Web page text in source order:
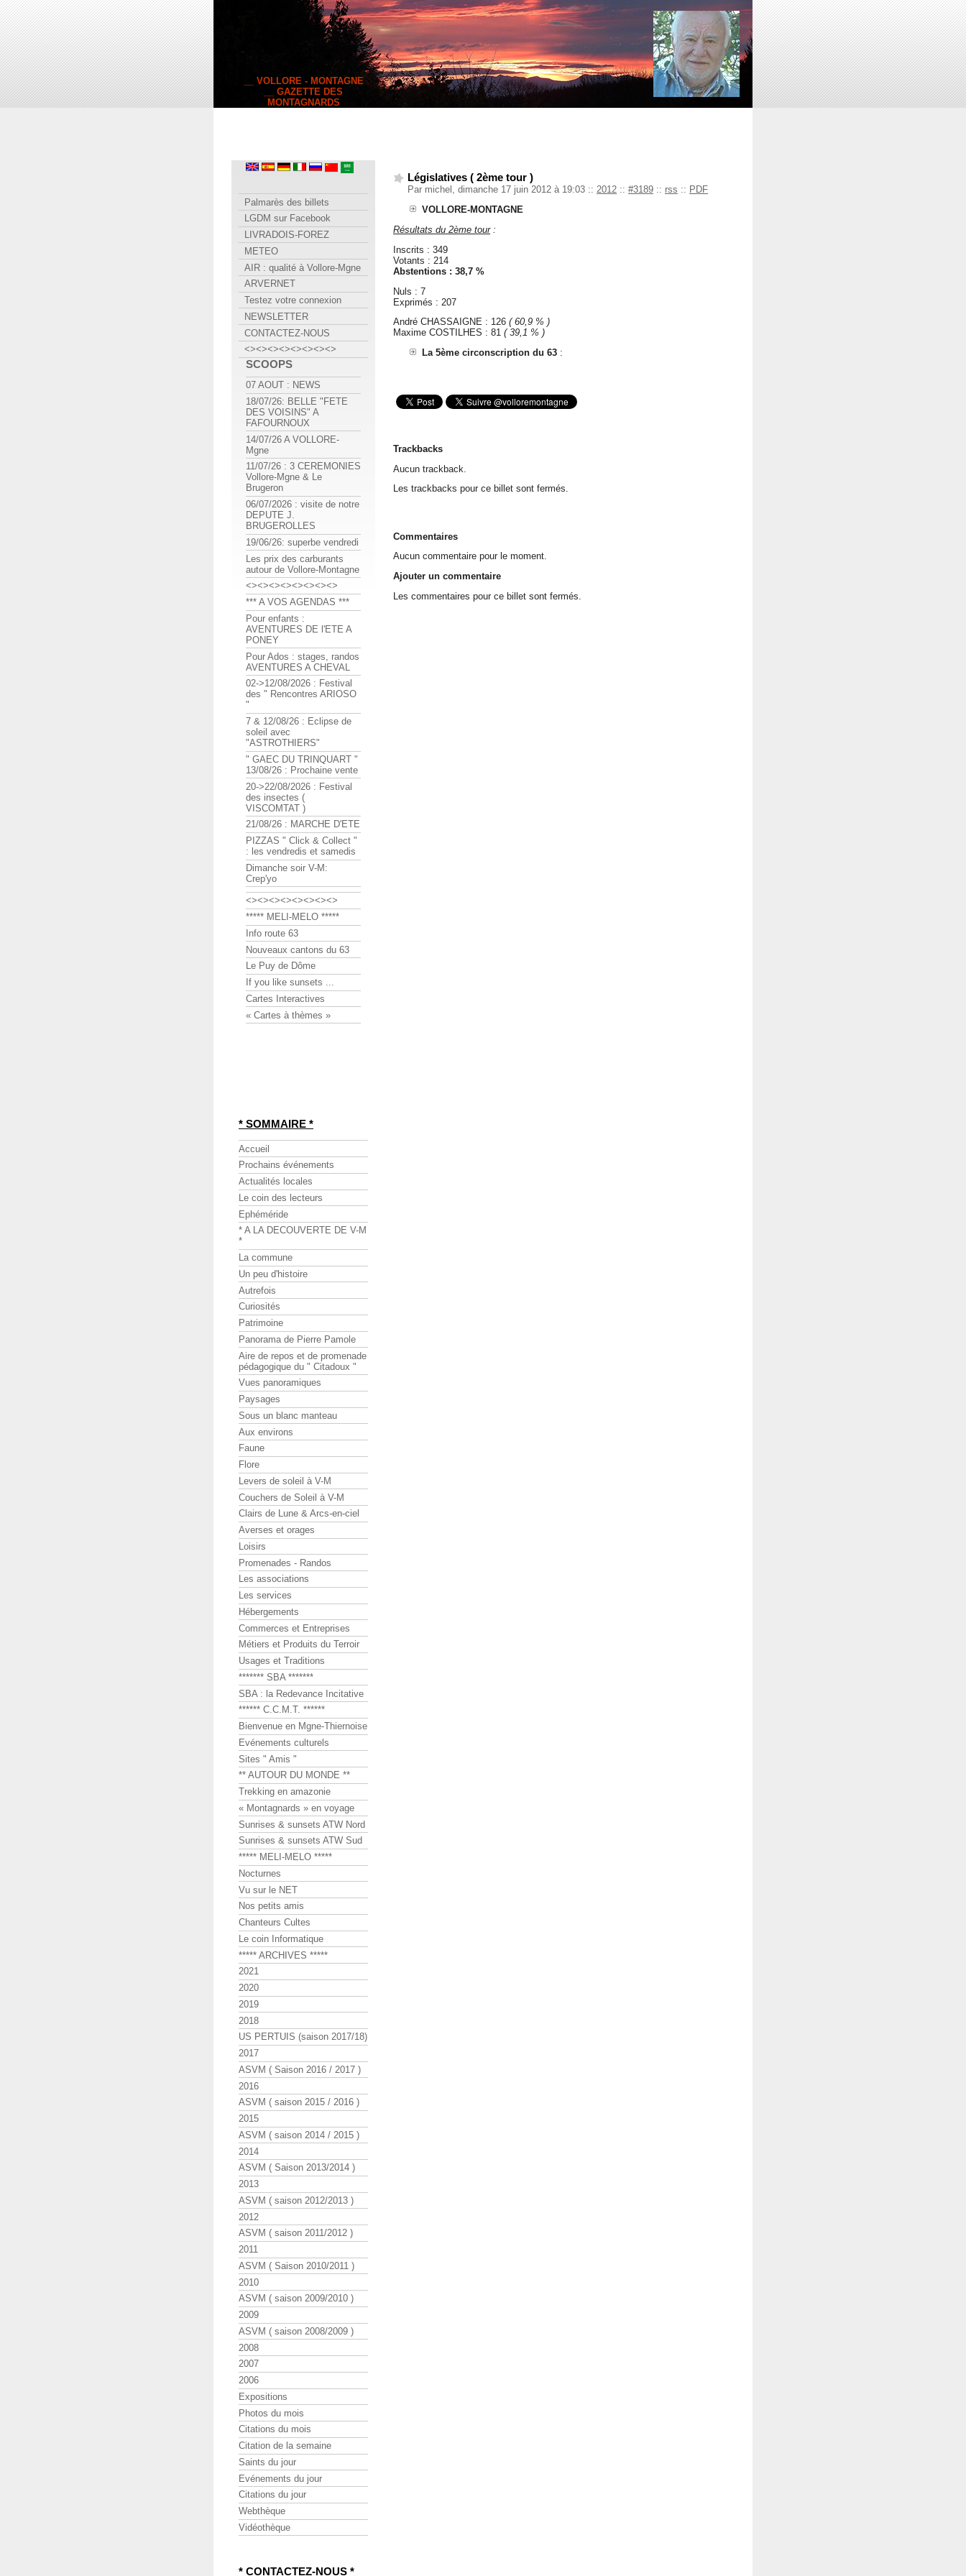
__ VOLLORE - MONTAGNE
__ GAZETTE DES
MONTAGNARDS
Législatives ( 2ème tour )
Par michel, dimanche 17 juin 2012 à 19:03 :: 2012 :: #3189 :: rss :: PDF
VOLLORE-MONTAGNE
Résultats du 2ème tour:
Inscrits : 349
Votants : 214
Abstentions : 38,7 %
Nuls : 7
Exprimés : 207
André CHASSAIGNE : 126 ( 60,9 % )
Maxime COSTILHES : 81 ( 39,1 % )
La 5ème circonscription du 63 :
Trackbacks
Aucun trackback.
Les trackbacks pour ce billet sont fermés.
Commentaires
Aucun commentaire pour le moment.
Ajouter un commentaire
Les commentaires pour ce billet sont fermés.
Palmarès des billets
LGDM sur Facebook
LIVRADOIS-FOREZ
METEO
AIR : qualité à Vollore-Mgne
ARVERNET
Testez votre connexion
NEWSLETTER
CONTACTEZ-NOUS
<><><><><><><><>
SCOOPS
07 AOUT : NEWS
18/07/26: BELLE "FETE
DES VOISINS" A
FAFOURNOUX
14/07/26 A VOLLORE-
Mgne
11/07/26 : 3 CEREMONIES
Vollore-Mgne & Le
Brugeron
06/07/2026 : visite de notre
DEPUTE J.
BRUGEROLLES
19/06/26: superbe vendredi
Les prix des carburants
autour de Vollore-Montagne
<><><><><><><><>
*** A VOS AGENDAS ***
Pour enfants :
AVENTURES DE l'ETE A
PONEY
Pour Ados : stages, randos
AVENTURES A CHEVAL
02->12/08/2026 : Festival
des " Rencontres ARIOSO
"
7 & 12/08/26 : Eclipse de
soleil avec
"ASTROTHIERS"
" GAEC DU TRINQUART "
13/08/26 : Prochaine vente
20->22/08/2026 : Festival
des insectes (
VISCOMTAT )
21/08/26 : MARCHE D'ETE
PIZZAS " Click & Collect "
: les vendredis et samedis
Dimanche soir V-M:
Crep'yo
<><><><><><><><>
***** MELI-MELO *****
Info route 63
Nouveaux cantons du 63
Le Puy de Dôme
If you like sunsets ...
Cartes Interactives
« Cartes à thèmes »
* SOMMAIRE *
Accueil
Prochains événements
Actualités locales
Le coin des lecteurs
Ephéméride
* A LA DECOUVERTE DE V-M
*
La commune
Un peu d'histoire
Autrefois
Curiosités
Patrimoine
Panorama de Pierre Pamole
Aire de repos et de promenade
pédagogique du " Citadoux "
Vues panoramiques
Paysages
Sous un blanc manteau
Aux environs
Faune
Flore
Levers de soleil à V-M
Couchers de Soleil à V-M
Clairs de Lune & Arcs-en-ciel
Averses et orages
Loisirs
Promenades - Randos
Les associations
Les services
Hébergements
Commerces et Entreprises
Métiers et Produits du Terroir
Usages et Traditions
******* SBA *******
SBA : la Redevance Incitative
****** C.C.M.T. ******
Bienvenue en Mgne-Thiernoise
Evénements culturels
Sites " Amis "
** AUTOUR DU MONDE **
Trekking en amazonie
« Montagnards » en voyage
Sunrises & sunsets ATW Nord
Sunrises & sunsets ATW Sud
***** MELI-MELO *****
Nocturnes
Vu sur le NET
Nos petits amis
Chanteurs Cultes
Le coin Informatique
***** ARCHIVES *****
2021
2020
2019
2018
US PERTUIS (saison 2017/18)
2017
ASVM ( Saison 2016 / 2017 )
2016
ASVM ( saison 2015 / 2016 )
2015
ASVM ( saison 2014 / 2015 )
2014
ASVM ( Saison 2013/2014 )
2013
ASVM ( saison 2012/2013 )
2012
ASVM ( saison 2011/2012 )
2011
ASVM ( Saison 2010/2011 )
2010
ASVM ( saison 2009/2010 )
2009
ASVM ( saison 2008/2009 )
2008
2007
2006
Expositions
Photos du mois
Citations du mois
Citation de la semaine
Saints du jour
Evénements du jour
Citations du jour
Webthèque
Vidéothèque
* CONTACTEZ-NOUS *